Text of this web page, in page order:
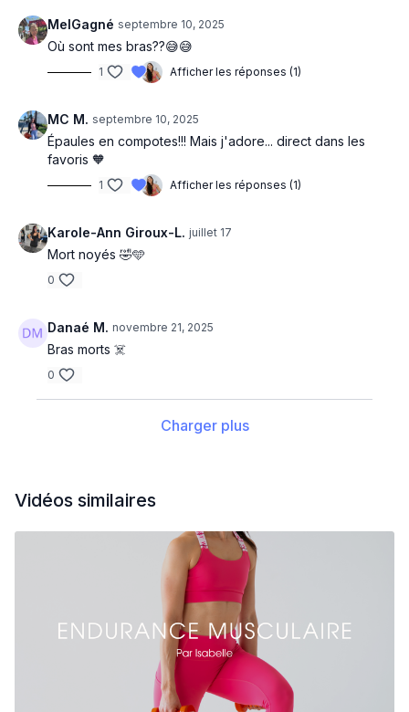
MelGagné septembre 10, 2025
Où sont mes bras??😅😅
1 Afficher les réponses (1)
MC M. septembre 10, 2025
Épaules en compotes!!! Mais j'adore... direct dans les
favoris 🧡
1 Afficher les réponses (1)
Karole-Ann Giroux-L. juillet 17
Mort noyés 🤣🩵
0
Danaé M. novembre 21, 2025
Bras morts ☠️
0
Charger plus
Vidéos similaires